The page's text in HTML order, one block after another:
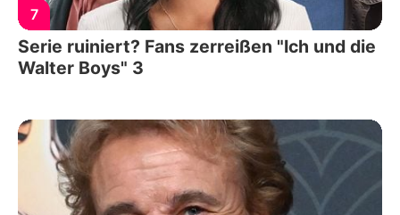
7
Serie ruiniert? Fans zerreißen "Ich und die
Walter Boys" 3